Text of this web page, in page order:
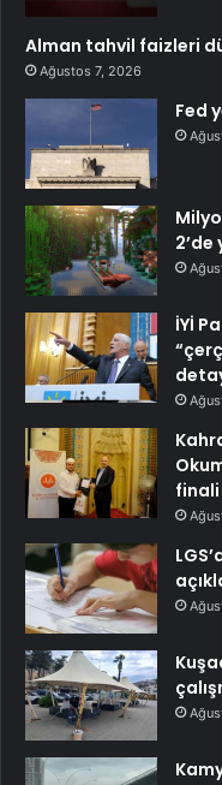
Alman tahvil faizleri
Ağustos 7, 2026
Fed
İYİ
finali